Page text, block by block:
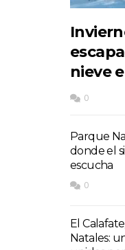
nieve
0
Parque
donde el
escucha
0
El
Natales: